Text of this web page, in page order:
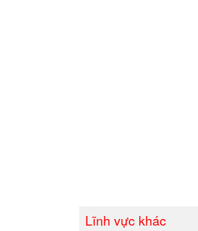
Lĩnh vực khác